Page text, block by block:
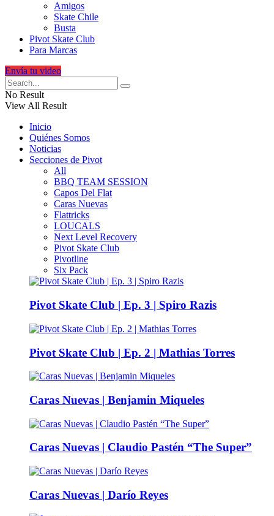
Amigos
Skate Chile
Busta
Pivot Skate Club
Para Marcas
Envía tu video
No Result
View All Result
Inicio
Quiénes Somos
Noticias
Secciones de Pivot
All
BBQ TEAM SESSION
Capos Del Flat
Caras Nuevas
Flattricks
LOUCALS
Next Level Recovery
Pivot Skate Club
Pivotline
Six Pack
Pivot Skate Club | Ep. 3 | Spiro Razis
Pivot Skate Club | Ep. 2 | Mathias Torres
Caras Nuevas | Benjamin Miqueles
Caras Nuevas | Claudio Pastén “The Super”
Caras Nuevas | Darío Reyes